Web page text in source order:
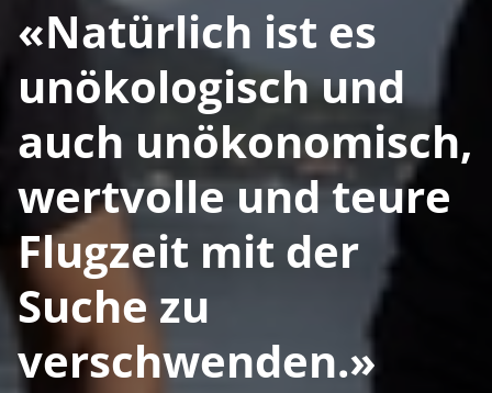
«Natürlich ist es
unökologisch und
auch unökonomisch,
wertvolle und teure
Flugzeit mit der
Suche zu
verschwenden.»